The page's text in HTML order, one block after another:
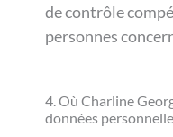
de contrôle
personnes
4. Où Charline
données